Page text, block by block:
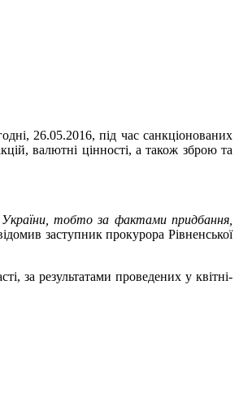
26.05.2016, під час санкціонованих
валютні цінності, а також зброю та
України, тобто за фактами придбання,
заступник прокурора Рівненської
за результатами проведених у квітні-